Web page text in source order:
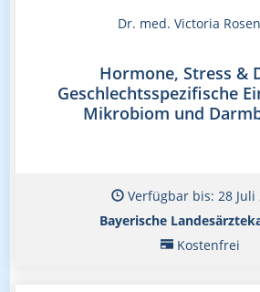
Dr. med. Victoria
Hormone, Stress &
Geschlechtsspezifische
Mikrobiom und
Verfügbar bis: 28 Juli
Bayerische
Kostenfrei